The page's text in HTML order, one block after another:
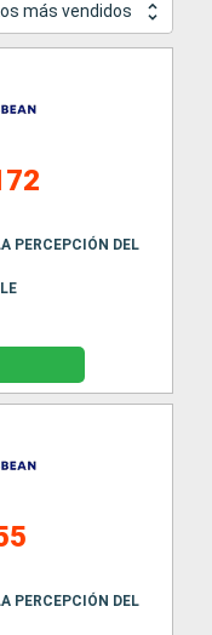
más vendidos
PERCEPCIÓN DEL
PERCEPCIÓN DEL